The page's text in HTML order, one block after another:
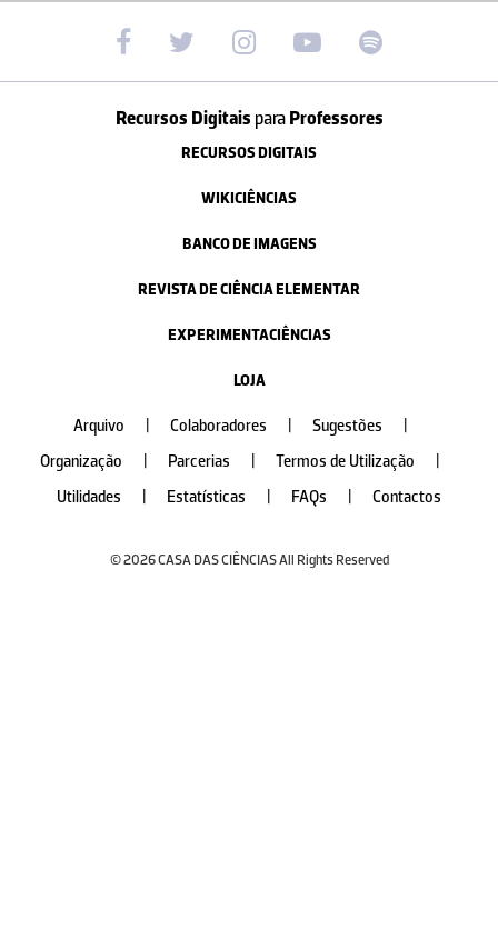
Recursos Digitais paraProfessores
RECURSOS DIGITAIS
WIKICIÊNCIAS
BANCO DE IMAGENS
REVISTA DE CIÊNCIA ELEMENTAR
EXPERIMENTACIÊNCIAS
LOJA
Arquivo Colaboradores Sugestões
Organização
Parcerias Termos de Utilização
Utilidades
Estatísticas FAQs Contactos
© 2026 CASA DAS CIÊNCIAS All Rights Reserved